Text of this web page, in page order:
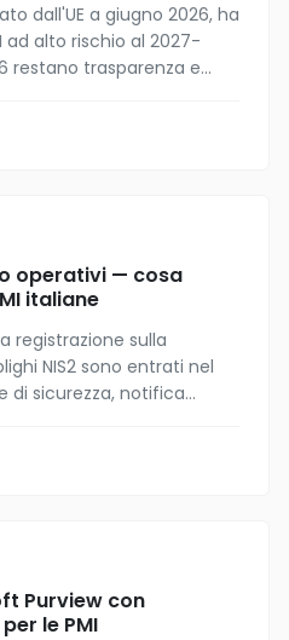
dall'UE a giugno 2026, ha
ad alto rischio al 2027-
restano trasparenza e
operativi — cosa
italiane
registrazione sulla
NIS2 sono entrati nel
di sicurezza, notifica
Purview con
le PMI